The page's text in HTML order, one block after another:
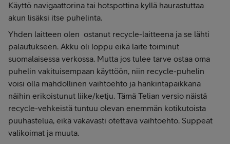
Käyttö navigaattorina tai hotspottina kyllä haurastuttaa
akun lisäksi itse puhelinta.
Yhden laitteen olen ostanut recycle-laitteena ja se lähti
palautukseen. Akku oli loppu eikä laite toiminut
suomalaisessa verkossa. Mutta jos tulee tarve ostaa oma
puhelin vakituisempaan käyttöön, niin recycle-puhelin
voisi olla mahdollinen vaihtoehto ja hankintapaikkana
näihin erikoistunut liike/ketju. Tämä Telian versio näistä
recycle-vehkeistä tuntuu olevan enemmän kotikutoista
puuhastelua, eikä vakavasti otettava vaihtoehto. Suppeat
valikoimat ja muuta.